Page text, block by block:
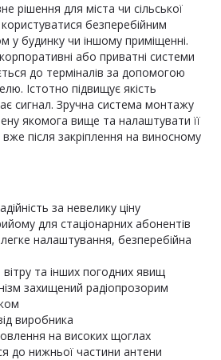
рішення для міста чи сільської
безперебійним
у будинку чи іншому приміщенні.
або приватні системи
до терміналів за допомогою
Істотно підвищує якість
сигнал. Зручна система монтажу
якомога вище та налаштувати її
після закріплення на виносному
за невелику ціну
для стаціонарних абонентів
налаштування, безперебійна
вітру та інших погодних явищ
захищений радіопрозорим
виробника
на високих щоглах
до нижньої частини антени